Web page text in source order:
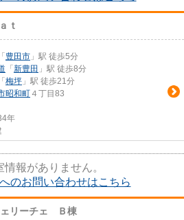
ｔ
「 豊田市 」駅 徒歩5分
「 新豊田 」駅 徒歩8分
「 梅坪 」駅 徒歩21分
昭和町 ４丁目83
年
情報がありません。
のお問い合わせはこちら
リーチェ Ｂ棟